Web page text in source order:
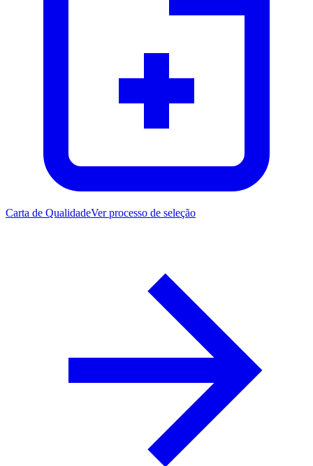
Carta de QualidadeVer processo de seleção